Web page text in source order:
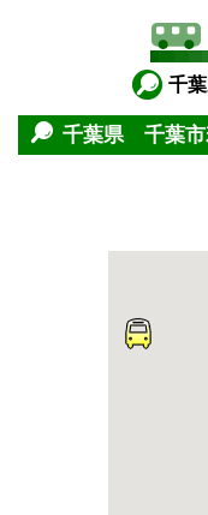
千
千葉県 千葉